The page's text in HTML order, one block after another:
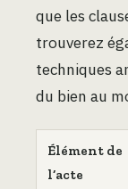
que les
trouverez
techniques
du bien au
Élément de
l’acte